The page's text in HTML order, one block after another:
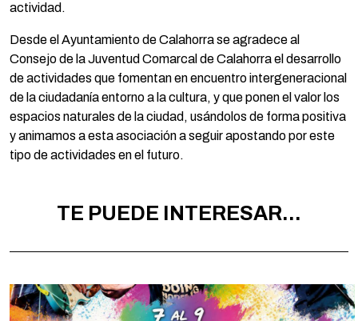
actividad.
Desde el Ayuntamiento de Calahorra se agradece al
Consejo de la Juventud Comarcal de Calahorra el desarrollo
de actividades que fomentan en encuentro intergeneracional
de la ciudadanía entorno a la cultura, y que ponen el valor los
espacios naturales de la ciudad, usándolos de forma positiva
y animamos a esta asociación a seguir apostando por este
tipo de actividades en el futuro.
TE PUEDE INTERESAR...